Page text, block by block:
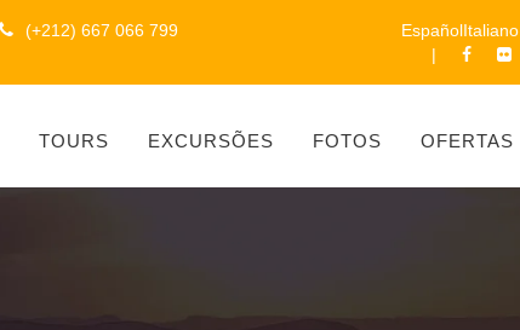
(+212) 667 066 799 EspañolItaliano
TOURS EXCURSÕES FOTOS OFERTAS